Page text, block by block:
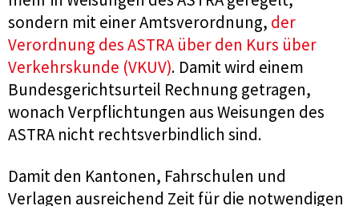
sondern mit einer Amtsverordnung, der
Verordnung des ASTRA über den Kurs über
Verkehrskunde (VKUV). Damit wird einem
Bundesgerichtsurteil Rechnung getragen,
wonach Verpflichtungen aus Weisungen des
ASTRA nicht rechtsverbindlich sind.
Damit den Kantonen, Fahrschulen und
Verlagen ausreichend Zeit für die notwendigen